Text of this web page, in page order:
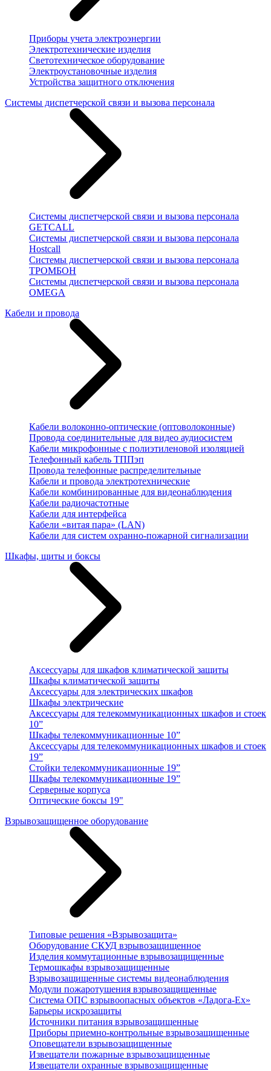
Приборы учета электроэнергии
Электротехнические изделия
Светотехническое оборудование
Электроустановочные изделия
Устройства защитного отключения
Системы диспетчерской связи и вызова персонала
Системы диспетчерской связи и вызова персонала
GETCALL
Системы диспетчерской связи и вызова персонала
Hostcall
Системы диспетчерской связи и вызова персонала
ТРОМБОН
Системы диспетчерской связи и вызова персонала
OMEGA
Кабели и провода
Кабели волоконно-оптические (оптоволоконные)
Провода соединительные для видео аудиосистем
Кабели микрофонные с полиэтиленовой изоляцией
Телефонный кабель ТППэп
Провода телефонные распределительные
Кабели и провода электротехнические
Кабели комбинированные для видеонаблюдения
Кабели радиочастотные
Кабели для интерфейса
Кабели «витая пара» (LAN)
Кабели для систем охранно-пожарной сигнализации
Шкафы, щиты и боксы
Аксессуары для шкафов климатической защиты
Шкафы климатической защиты
Аксессуары для электрических шкафов
Шкафы электрические
Аксессуары для телекоммуникационных шкафов и стоек
10”
Шкафы телекоммуникационные 10”
Аксессуары для телекоммуникационных шкафов и стоек
19”
Стойки телекоммуникационные 19”
Шкафы телекоммуникационные 19”
Серверные корпуса
Оптические боксы 19"
Взрывозащищенное оборудование
Типовые решения «Взрывозащита»
Оборудование СКУД взрывозащищенное
Изделия коммутационные взрывозащищенные
Термошкафы взрывозащищенные
Взрывозащищенные системы видеонаблюдения
Модули пожаротушения взрывозащищенные
Система ОПС взрывоопасных объектов «Ладога-Ex»
Барьеры искрозащиты
Источники питания взрывозащищенные
Приборы приемно-контрольные взрывозащищенные
Оповещатели взрывозащищенные
Извещатели пожарные взрывозащищенные
Извещатели охранные взрывозащищенные